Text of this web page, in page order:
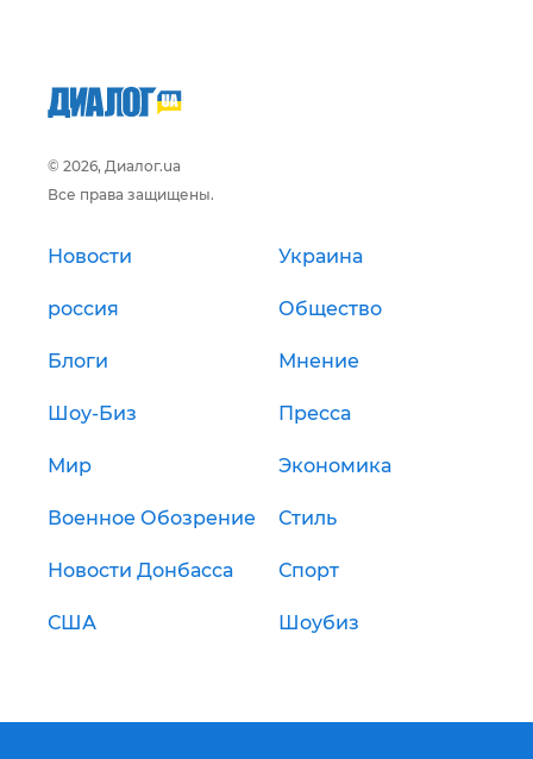
© 2026, Диалог.ua
Все права защищены.
Новости Украина
россия Общество
Блоги Мнение
Шоу-Биз Пресса
Мир Экономика
Военное Обозрение Стиль
Новости Донбасса Спорт
США Шоубиз